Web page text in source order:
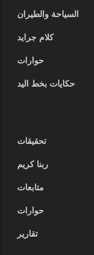
السياحة والطيران
كلام جرايد
حوارات
حكايات بخط اليد
تحقيقات
ربنا كريم
متابعات
حوارات
تقارير